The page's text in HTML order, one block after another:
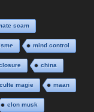
scam
mind control
china
magie maan
elon musk